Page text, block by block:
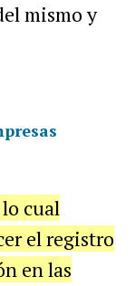
mismo y
cual
el registro
en las